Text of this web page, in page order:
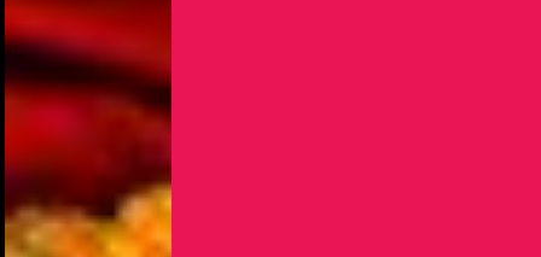
NOUS UTILISONS DES COOKIES
En poursuivant votre navigation sur le culturoscoPe site vous
consentez à l’utilisation de cookies. Les cookies nous
permettent d'analyser le trafic, d’affiner les contenus mis à